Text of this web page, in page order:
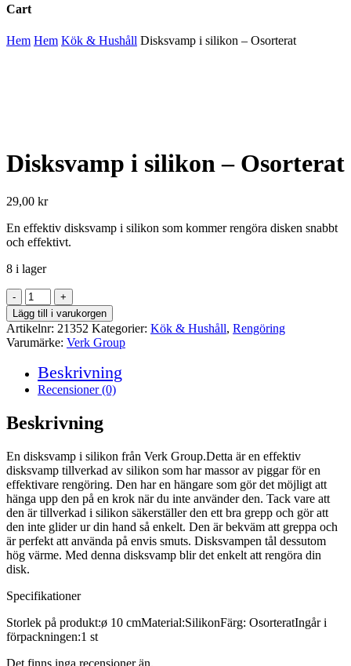
Cart
Close
Hem Hem Kök & Hushåll Disksvamp i silikon – Osorterat
Disksvamp i silikon – Osorterat
29,00 kr
En effektiv disksvamp i silikon som kommer rengöra disken snabbt
och effektivt.
8 i lager
Disksvamp
i
silikon
-
Osorterat
mängd
Lägg till i varukorgen
Artikelnr: 21352 Kategorier: Kök & Hushåll, Rengöring
Varumärke: Verk Group
Beskrivning
Recensioner (0)
Beskrivning
En disksvamp i silikon från Verk Group.Detta är en effektiv
disksvamp tillverkad av silikon som har massor av piggar för en
effektivare rengöring. Den har en hängare som gör det möjligt att
hänga upp den på en krok när du inte använder den. Tack vare att
den är tillverkad i silikon säkerställer den ett bra grepp och gör att
den inte glider ur din hand så enkelt. Den är bekväm att greppa och
är perfekt att använda på envis smuts. Disksvampen tål dessutom
hög värme. Med denna disksvamp blir det enkelt att rengöra din
disk.
Specifikationer
Storlek på produkt:ø 10 cmMaterial:SilikonFärg: OsorteratIngår i
förpackningen:1 st